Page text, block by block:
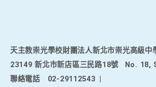
天主教崇光學校財團法人新北市崇光高級中
23149 新北市新店區三民路18號
No. 18,
聯絡電話
02-29112543